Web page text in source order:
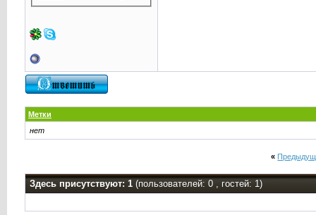
Метки
нет
«
Здесь присутствуют: 1 (пользователей: 0 , гостей: 1)